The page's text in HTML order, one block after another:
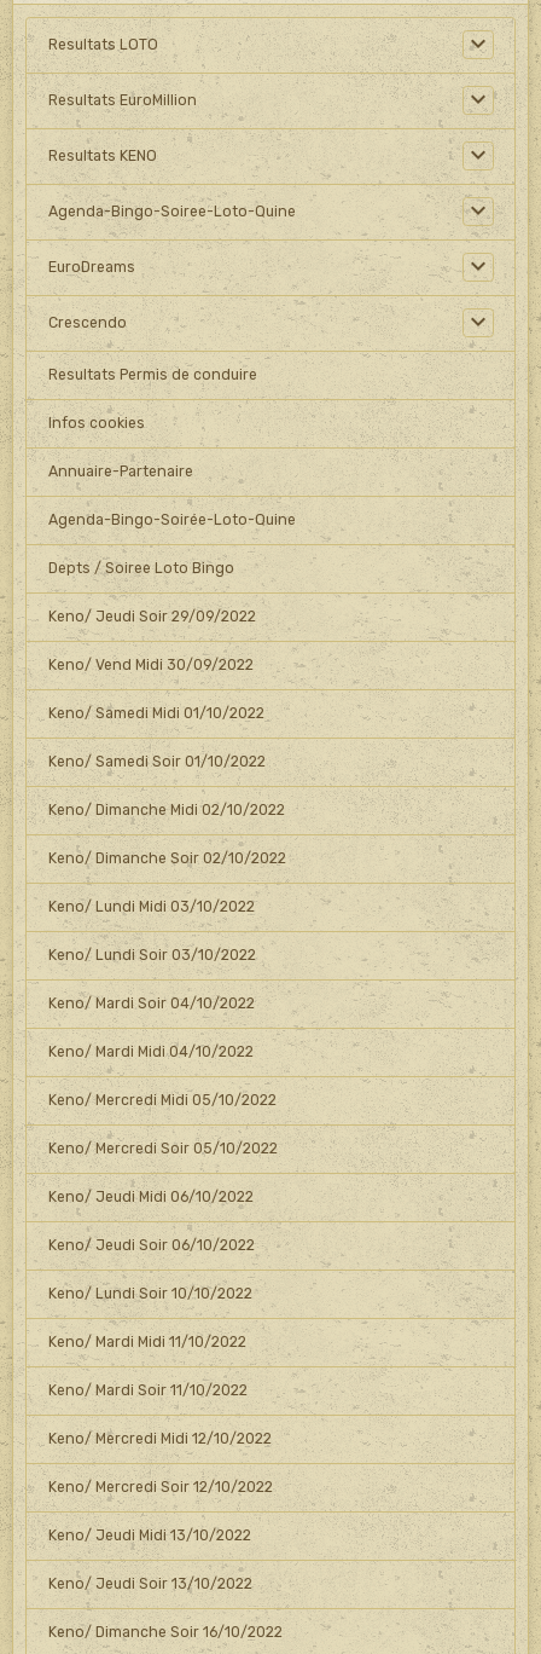
Resultats LOTO
Resultats EuroMillion
Resultats KENO
Agenda-Bingo-Soiree-Loto-Quine
EuroDreams
Crescendo
Resultats Permis de conduire
Infos cookies
Annuaire-Partenaire
Agenda-Bingo-Soirée-Loto-Quine
Depts / Soiree Loto Bingo
Keno/ Jeudi Soir 29/09/2022
Keno/ Vend Midi 30/09/2022
Keno/ Samedi Midi 01/10/2022
Keno/ Samedi Soir 01/10/2022
Keno/ Dimanche Midi 02/10/2022
Keno/ Dimanche Soir 02/10/2022
Keno/ Lundi Midi 03/10/2022
Keno/ Lundi Soir 03/10/2022
Keno/ Mardi Soir 04/10/2022
Keno/ Mardi Midi 04/10/2022
Keno/ Mercredi Midi 05/10/2022
Keno/ Mercredi Soir 05/10/2022
Keno/ Jeudi Midi 06/10/2022
Keno/ Jeudi Soir 06/10/2022
Keno/ Lundi Soir 10/10/2022
Keno/ Mardi Midi 11/10/2022
Keno/ Mardi Soir 11/10/2022
Keno/ Mercredi Midi 12/10/2022
Keno/ Mercredi Soir 12/10/2022
Keno/ Jeudi Midi 13/10/2022
Keno/ Jeudi Soir 13/10/2022
Keno/ Dimanche Soir 16/10/2022